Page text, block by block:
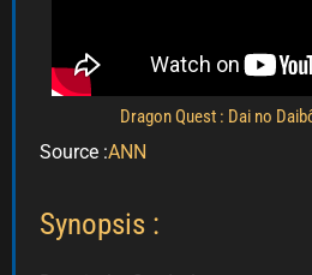
Dragon Quest : Dai no
Source :ANN
Synopsis :